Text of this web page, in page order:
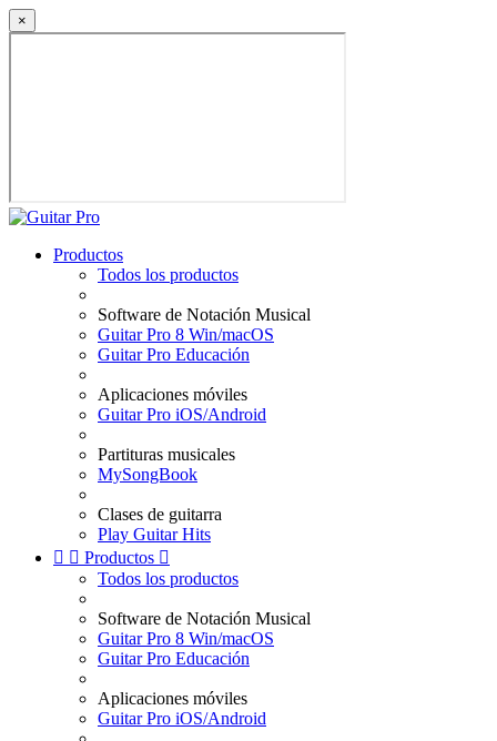
×
Productos
Todos los productos
Software de Notación Musical
Guitar Pro 8 Win/macOS
Guitar Pro Educación
Aplicaciones móviles
Guitar Pro iOS/Android
Partituras musicales
MySongBook
Clases de guitarra
Play Guitar Hits
  Productos 
Todos los productos
Software de Notación Musical
Guitar Pro 8 Win/macOS
Guitar Pro Educación
Aplicaciones móviles
Guitar Pro iOS/Android